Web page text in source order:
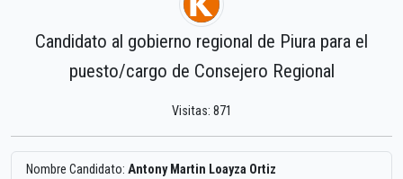
Candidato al gobierno regional de Piura para el
puesto/cargo de Consejero Regional
Visitas: 871
Nombre Candidato: Antony Martin Loayza Ortiz